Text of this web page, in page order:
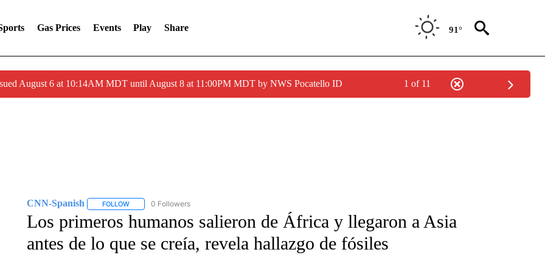
Gas Prices Events Play Share 91°
August 6 at 10:14AM MDT until August 8 at 11:00PM MDT by NWS Pocatello ID 1 of 11
CNN-Spanish FOLLOWFOLLOW "CNN-SPANISH" TO RECEIVE NOTIFICATIONS ABOUT NEW PAGES ON "CNN-SPANISH".
0 Followers
Los primeros humanos salieron de África y llegaron a Asia
antes de lo que se creía, revela hallazgo de fósiles